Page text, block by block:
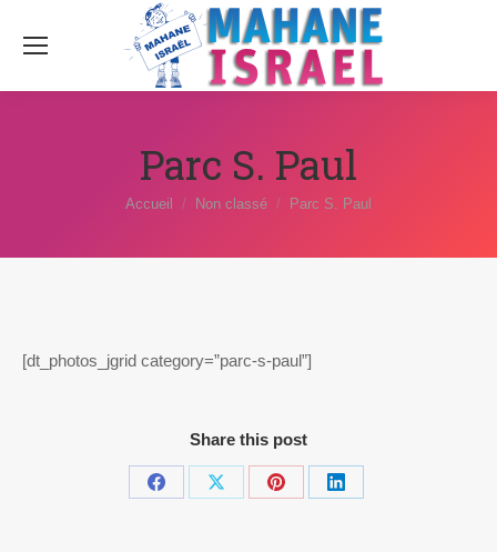
Parc S. Paul
Vous êtes ici :
Accueil Non classé Parc S. Paul
[dt_photos_jgrid category=”parc-s-paul”]
Share this post
PartagerPartagerPartagerPartager